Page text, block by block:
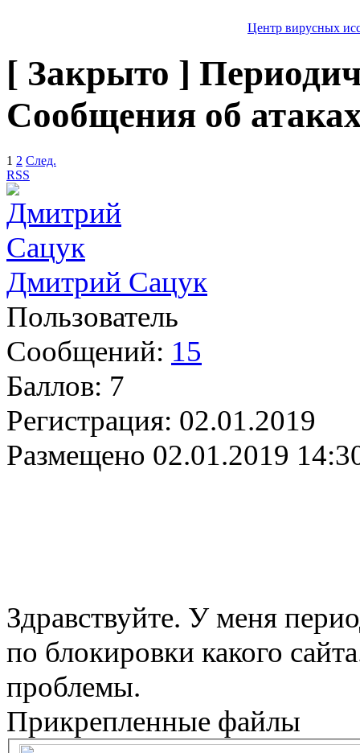
Центр вирусных
[ Закрыто ]
Сообщения об
1 2 След.
RSS
Дмитрий Сацук
Пользователь
Сообщений: 15
Баллов: 7
Регистрация: 02.01.2019
Размещено 02.01.2019
Здравствуйте. У меня
по блокировки какого
проблемы.
Прикрепленные файлы